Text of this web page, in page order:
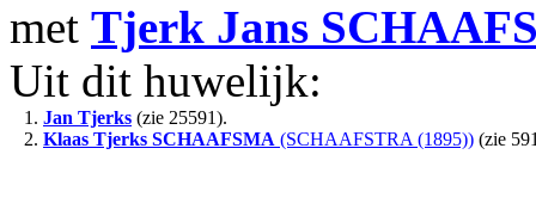
met Tjerk Jans
Uit dit huwelijk:
1. Jan Tjerks (zie 25591).
2. Klaas Tjerks SCHAAFSMA (SCHAAFSTRA (1895)) (zie